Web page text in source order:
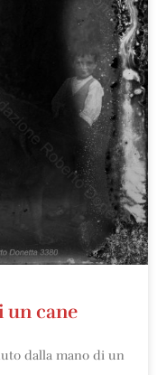
cane
dalla mano di un